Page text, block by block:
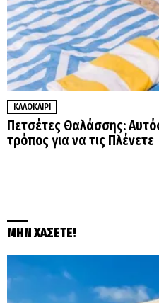
ΚΑΛΟΚΑΊΡΙ
Πετσέτες Θαλάσσης:
τρόπος για να τις Πλένετε
ΜΗΝ ΧΑΣΕΤΕ!